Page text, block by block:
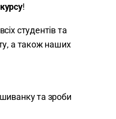
!
студентів та
а також наших
та зроби